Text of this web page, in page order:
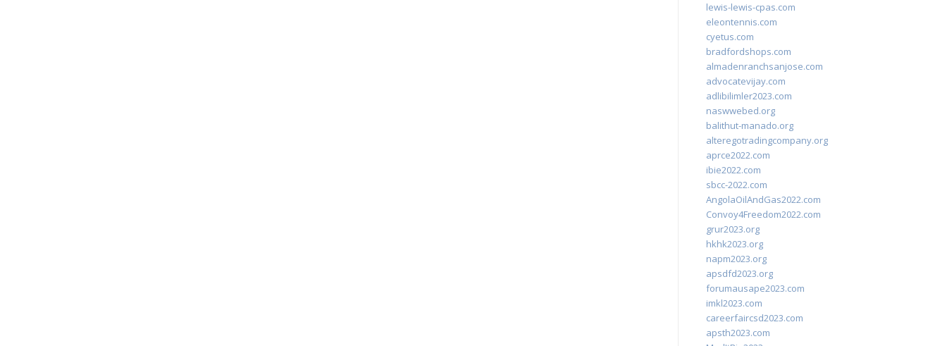
lewis-lewis-cpas.com
eleontennis.com
cyetus.com
bradfordshops.com
almadenranchsanjose.com
advocatevijay.com
adlibilimler2023.com
naswwebed.org
balithut-manado.org
alteregotradingcompany.org
aprce2022.com
ibie2022.com
sbcc-2022.com
AngolaOilAndGas2022.com
Convoy4Freedom2022.com
grur2023.org
hkhk2023.org
napm2023.org
apsdfd2023.org
forumausape2023.com
imkl2023.com
careerfaircsd2023.com
apsth2023.com